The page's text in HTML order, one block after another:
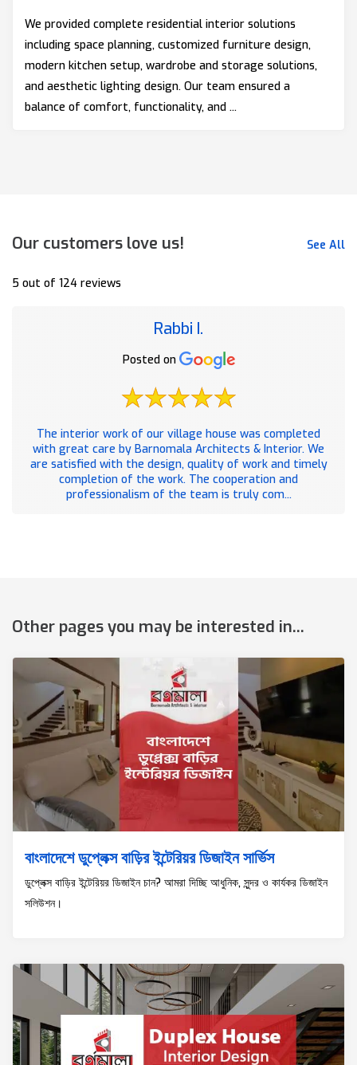
We provided complete residential interior solutions
including space planning, customized furniture design,
modern kitchen setup, wardrobe and storage solutions,
and aesthetic lighting design. Our team ensured a
balance of comfort, functionality, and ...
Our customers love us! See All
5 out of 124 reviews
Rabbi I.
Posted on
The interior work of our village house was completed
with great care by Barnomala Architects & Interior. We
are satisfied with the design, quality of work and timely
completion of the work. The cooperation and
professionalism of the team is truly com...
Other pages you may be interested in...
বাংলাদেশে ডুপ্লেক্স বাড়ির ইন্টেরিয়র ডিজাইন সার্ভিস
ডুপ্লেক্স বাড়ির ইন্টেরিয়র ডিজাইন চান? আমরা দিচ্ছি আধুনিক, সুন্দর ও কার্যকর ডিজাইন
সলিউশন।